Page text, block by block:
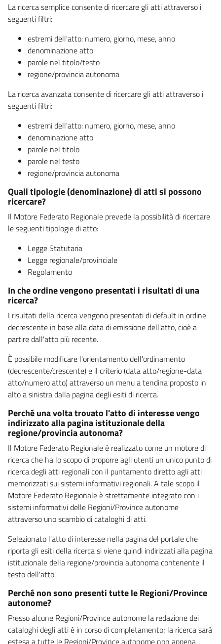
La ricerca semplice consente di ricercare gli atti attraverso i
seguenti filtri:
estremi dell'atto: numero, giorno, mese, anno
denominazione atto
parole nel titolo/testo
regione/provincia autonoma
La ricerca avanzata consente di ricercare gli atti attraverso i
seguenti filtri:
estremi dell'atto: numero, giorno, mese, anno
denominazione atto
parole nel titolo
parole nel testo
regione/provincia autonoma
Quali tipologie (denominazione) di atti si possono
ricercare?
Il Motore Federato Regionale prevede la possibilità di ricercare
le seguenti tipologie di atto:
Legge Statutaria
Legge regionale/provinciale
Regolamento
In che ordine vengono presentati i risultati di una
ricerca?
I risultati della ricerca vengono presentati di default in ordine
decrescente in base alla data di emissione dell'atto, cioè a
partire dall'atto più recente.
È possibile modificare l'orientamento dell'ordinamento
(decrescente/crescente) e il criterio (data atto/regione-data
atto/numero atto) attraverso un menu a tendina proposto in
alto a sinistra dalla pagina degli esiti di ricerca.
Perché una volta trovato l'atto di interesse vengo
indirizzato alla pagina istituzionale della
regione/provincia autonoma?
Il Motore Federato Regionale è realizzato come un motore di
ricerca che ha lo scopo di proporre agli utenti un unico punto di
ricerca degli atti regionali con il puntamento diretto agli atti
memorizzati sui sistemi informativi regionali. A tale scopo il
Motore Federato Regionale è strettamente integrato con i
sistemi informativi delle Regioni/Province autonome
attraverso uno scambio di cataloghi di atti.
Selezionato l'atto di interesse nella pagina del portale che
riporta gli esiti della ricerca si viene quindi indirizzati alla pagina
istituzionale della regione/provincia autonoma contenente il
testo dell'atto.
Perché non sono presenti tutte le Regioni/Province
autonome?
Presso alcune Regioni/Province autonome la redazione dei
cataloghi degli atti è in corso di completamento; la ricerca sarà
estesa a tutte le Regioni/Province autonome non appena